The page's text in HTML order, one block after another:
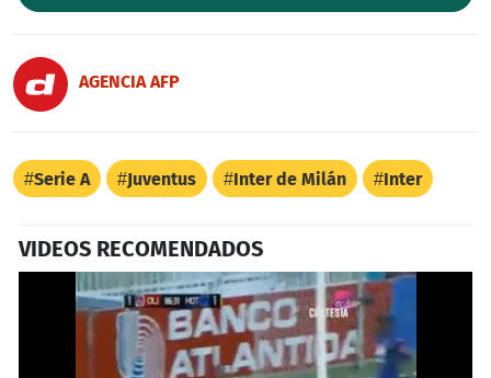
AGENCIA AFP
Serie A Juventus Inter de Milán Inter
VIDEOS RECOMENDADOS